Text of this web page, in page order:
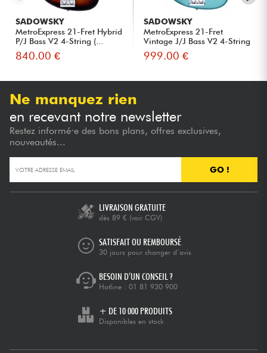
SADOWSKY
MetroExpress 21-Fret Hybrid
P/J Bass V2 4-String (...
840.00 €
SADOWSKY
MetroExpress 21-Fret
Vintage J/J Bass V2 4-String
...
999.00 €
Ne manquez rien
en recevant notre newsletter
Restez informé·e des bons plans, offres exclusives,
nouveautés...
GO !
LIVRAISON GRATUITE
dès 89 € (voir CGV)
SATISFAIT OU REMBOURSÉ
30 jours pour changer d’avis
BESOIN D’UN CONSEIL ?
Hotline : 01 81 930 900
+ DE 10 000 PRODUITS
Disponibles en stock